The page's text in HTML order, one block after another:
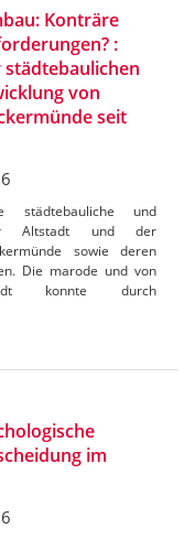
Konträre
:
städtebaulichen
von
seit
und
Altstadt und der
sowie deren
Die marode und von
konnte durch
im